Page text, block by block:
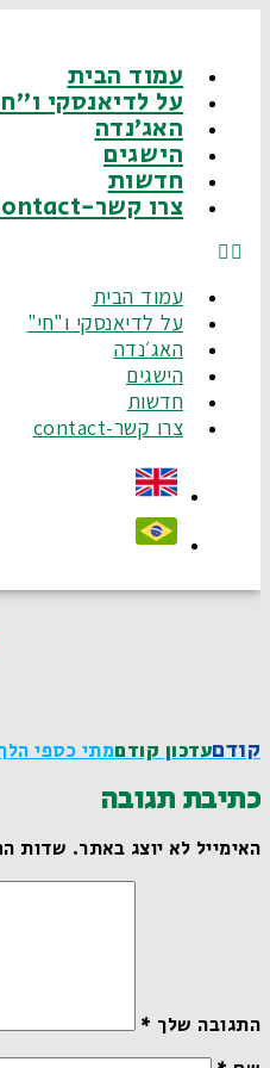
עמוד הבית
על לדיאנסקי
האג׳נדה
הישגים
חדשות
צרו קשר-Contact
עמוד הבית
על לדיאנסקי ו"חי"
האג׳נדה
הישגים
חדשות
צרו קשר-contact
קודםעדכון קודםמתי כספי הלך
כתיבת תגובה
האימייל לא יוצג באתר. שדות
התגובה שלך *